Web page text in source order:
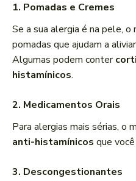
1. Pomadas e Cremes
Se a sua alergia é na pele,
pomadas que ajudam a
Algumas podem conter
histamínicos.
2. Medicamentos Orais
Para alergias mais sérias, o
anti-histamínicos que
3. Descongestionantes